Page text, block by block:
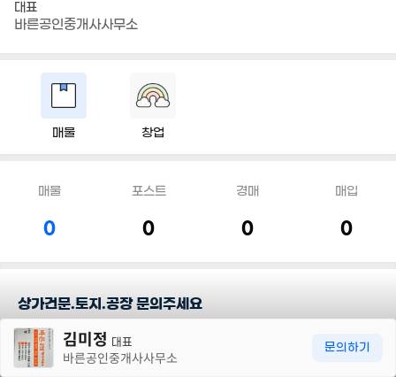
대표
바른공인중개사사무소
매물 창업
매물
0
포스트
0
경매
0
매입
0
상가건문.토지.공장 문의주세요
담당지역김미정 대표
바른공인중개사사무소
문의하기